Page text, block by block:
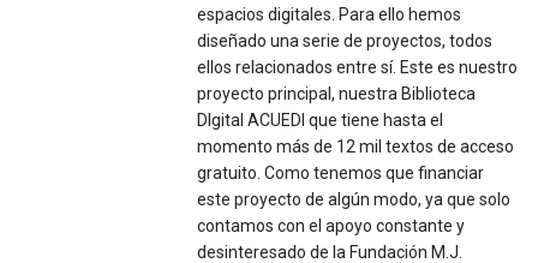
espacios digitales. Para ello hemos
diseñado una serie de proyectos, todos
ellos relacionados entre sí. Este es nuestro
proyecto principal, nuestra Biblioteca
DIgital ACUEDI que tiene hasta el
momento más de 12 mil textos de acceso
gratuito. Como tenemos que financiar
este proyecto de algún modo, ya que solo
contamos con el apoyo constante y
desinteresado de la Fundación M.J.